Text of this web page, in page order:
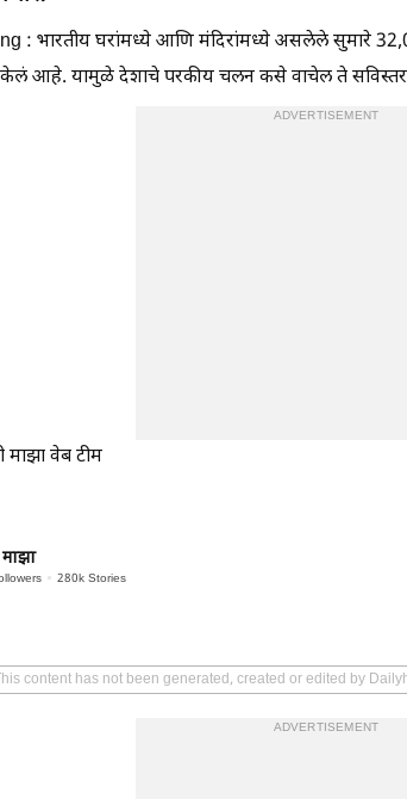
: भारतीय घरांमध्ये आणि मंदिरांमध्ये असलेले सुमारे
केलं आहे. यामुळे देशाचे परकीय चलन कसे वाचेल ते
ADVERTISEMENT
माझा वेब टीम
280k Stories
content has not been generated, created or edited by
ADVERTISEMENT